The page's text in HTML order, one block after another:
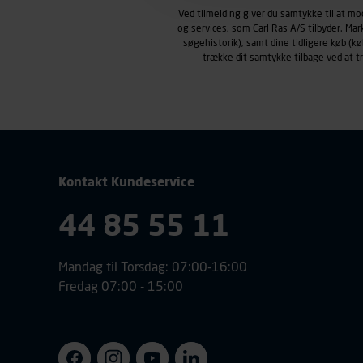
henblik på markedsføring,
personoplysninger om
klikkes på, sider/indhold
Ved tilmelding giver du samtykke til at
og services, som Carl Ras A/S tilbyder.
søgehistorik), samt dine tidligere køb
trække dit samtykke tilbage ved at
Kontakt Kundeservice
44 85 55 11
Mandag til Torsdag: 07:00-16:00
Fredag 07:00 - 15:00